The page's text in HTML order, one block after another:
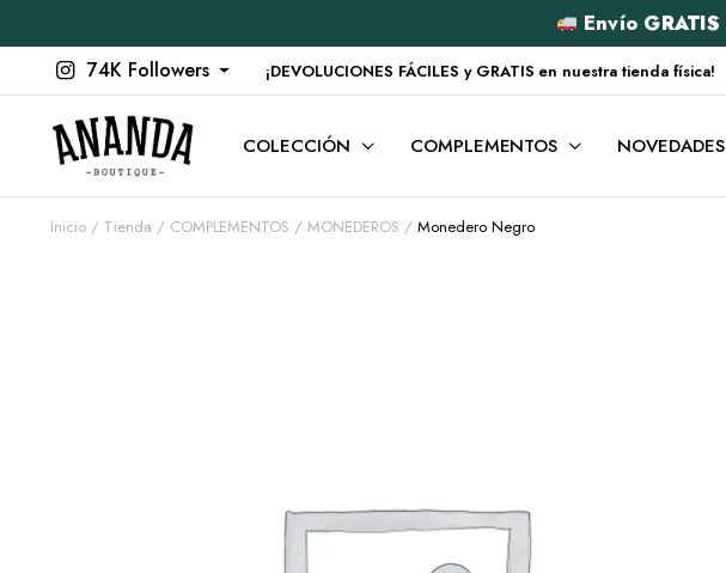
Envío GRATIS
74K Followers
¡DEVOLUCIONES FÁCILES y GRATIS en nuestra tienda física!
COLECCIÓN COMPLEMENTOS NOVEDADES
Inicio Tienda COMPLEMENTOS MONEDEROS Monedero Negro